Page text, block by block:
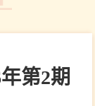
第2期